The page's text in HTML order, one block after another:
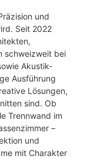
und
Seit 2022
schweizweit bei
Akustik-
Ausführung
Lösungen,
sind. Ob
Trennwand im
–
und
mit Charakter